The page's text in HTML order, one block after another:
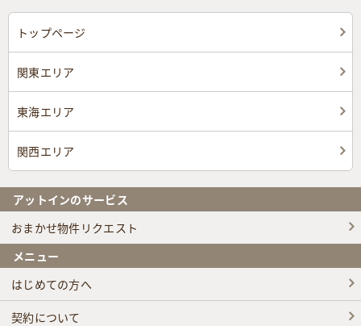
トップページ
関東エリア
東海エリア
関西エリア
アットインのサービス
おまかせ物件リクエスト
メニュー
はじめての方へ
契約について